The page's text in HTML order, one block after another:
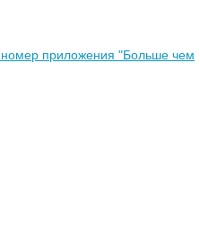
приложения "Больше чем